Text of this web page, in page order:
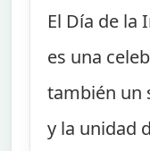
El Día de la
es una
también un
y la unidad